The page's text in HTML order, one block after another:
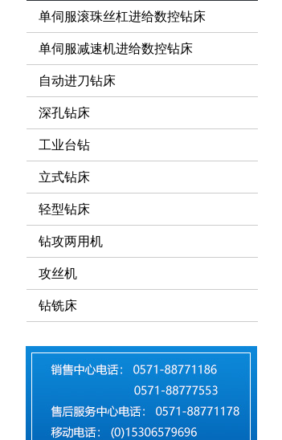
单伺服滚珠丝杠进给数控钻床
单伺服减速机进给数控钻床
自动进刀钻床
深孔钻床
工业台钻
立式钻床
轻型钻床
钻攻两用机
攻丝机
钻铣床